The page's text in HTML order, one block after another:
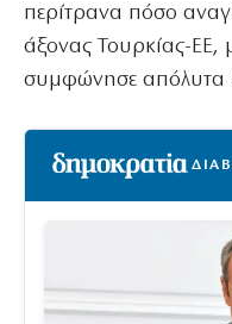
περίτρανα πόσο
άξονας Τουρκίας-ΕΕ,
συμφώνησε απόλυτα